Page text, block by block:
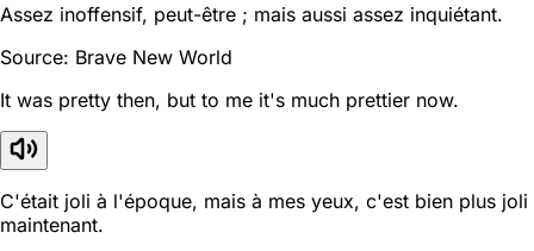
Assez inoffensif, peut-être ; mais aussi assez inquiétant.
Source: Brave New World
It was pretty then, but to me it's much prettier now.
C'était joli à l'époque, mais à mes yeux, c'est bien plus joli
maintenant.